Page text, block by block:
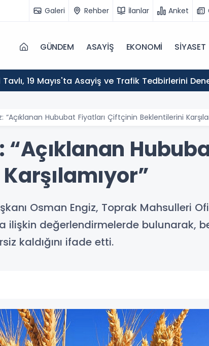
Galeri Rehber İlanlar Anket
GÜNDEM ASAYİŞ EKONOMİ SİYASET
Tavlı, 19 Mayıs'ta Asayiş ve Trafik Tedbirlerini
“Açıklanan Hububat Fiyatları Çiftçinin Beklentilerini
“Açıklanan
Osman Engiz, Toprak Mahsulleri
ilişkin değerlendirmelerde bulunarak,
kaldığını ifade etti.